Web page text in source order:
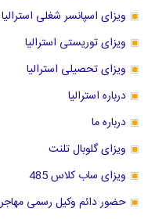
ویزای اسپانسر شغلی استرالیا
ویزای توریستی استرالیا
ویزای تحصیلی استرالیا
درباره استرالیا
درباره ما
ویزای گلوبال تلنت
ویزای ساب کلاس 485
حضور دائم وکیل رسمی